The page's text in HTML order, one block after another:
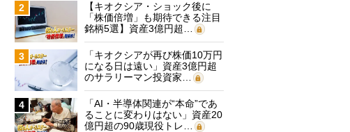
2
【キオクシア・ショック後に
「株価倍増」も期待できる注目
銘柄5選】資産3億円超…
3
「キオクシアが再び株価10万円
になる日は遠い」資産3億円超
のサラリーマン投資家…
4
「AI・半導体関連が“本命”であ
ることに変わりはない」資産20
億円超の90歳現役トレ…